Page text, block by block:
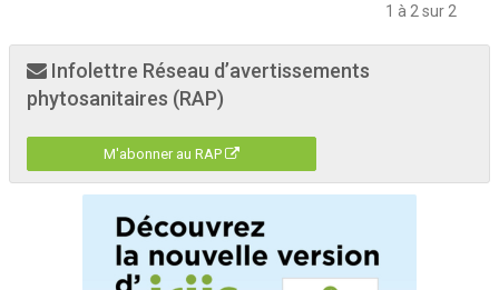
1 à 2 sur 2
Infolettre Réseau d’avertissements
phytosanitaires (RAP)
M'abonner au RAP